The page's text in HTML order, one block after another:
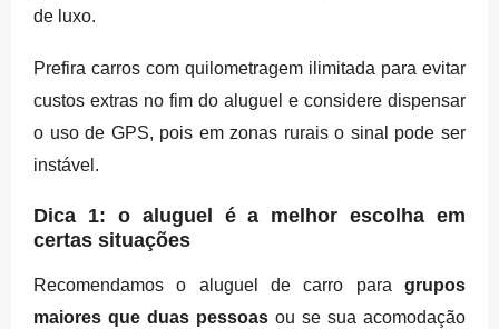
de luxo.
Prefira carros com quilometragem ilimitada para evitar
custos extras no fim do aluguel e considere dispensar
o uso de GPS, pois em zonas rurais o sinal pode ser
instável.
Dica 1: o aluguel é a melhor escolha em
certas situações
Recomendamos o aluguel de carro para grupos
maiores que duas pessoas ou se sua acomodação